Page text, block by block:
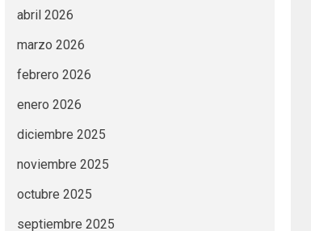
abril 2026
marzo 2026
febrero 2026
enero 2026
diciembre 2025
noviembre 2025
octubre 2025
septiembre 2025